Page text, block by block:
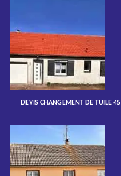
DEVIS CHANGEMENT DE TUILE 45